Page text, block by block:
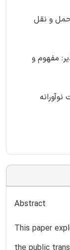
و نقل
مفهوم و
Abstract
This paper